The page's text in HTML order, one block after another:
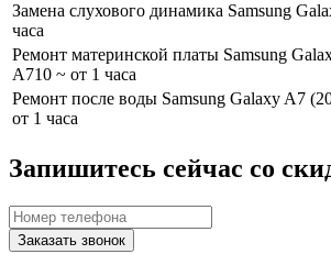
Замена слухового динамика Samsung
часа
Ремонт материнской платы Samsung
A710 ~ от 1 часа
Ремонт после воды Samsung Galaxy A7
от 1 часа
Запишитесь сейчас со
Заказать звонок